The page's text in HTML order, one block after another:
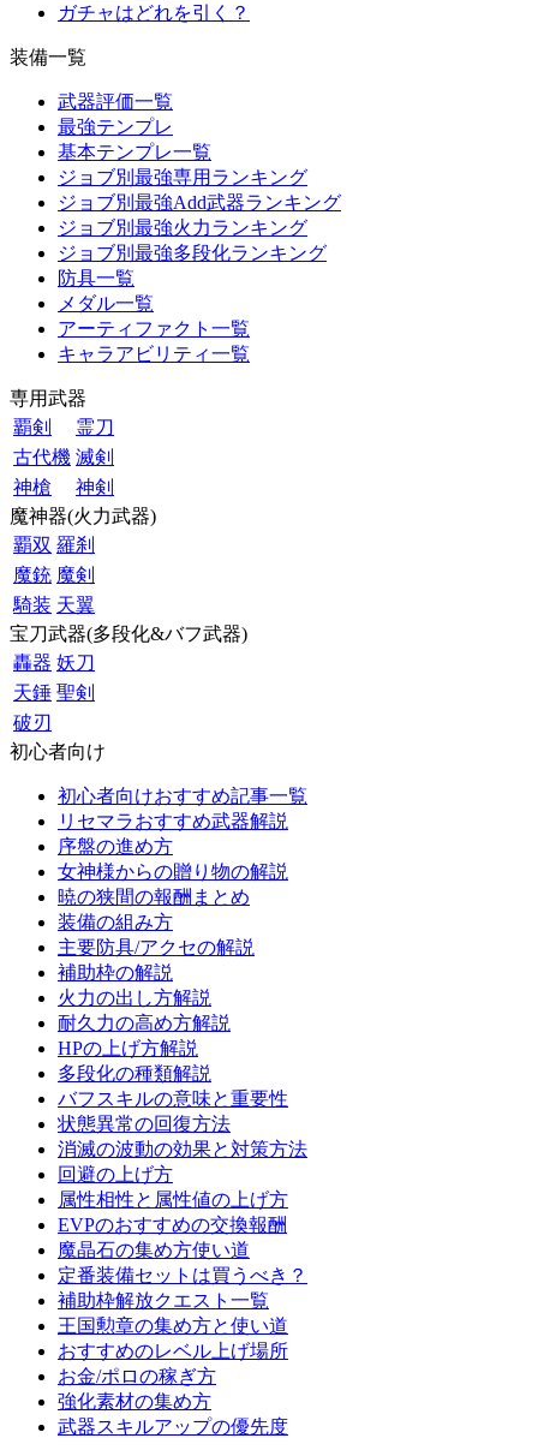
ガチャはどれを引く？
装備一覧
武器評価一覧
最強テンプレ
基本テンプレ一覧
ジョブ別最強専用ランキング
ジョブ別最強Add武器ランキング
ジョブ別最強火力ランキング
ジョブ別最強多段化ランキング
防具一覧
メダル一覧
アーティファクト一覧
キャラアビリティ一覧
専用武器
覇剣
霊刀
古代機 滅剣
神槍
神剣
魔神器(火力武器)
覇双 羅刹
魔銃 魔剣
騎装 天翼
宝刀武器(多段化&バフ武器)
轟器 妖刀
天錘 聖剣
破刃
初心者向け
初心者向けおすすめ記事一覧
リセマラおすすめ武器解説
序盤の進め方
女神様からの贈り物の解説
暁の狭間の報酬まとめ
装備の組み方
主要防具/アクセの解説
補助枠の解説
火力の出し方解説
耐久力の高め方解説
HPの上げ方解説
多段化の種類解説
バフスキルの意味と重要性
状態異常の回復方法
消滅の波動の効果と対策方法
回避の上げ方
属性相性と属性値の上げ方
EVPのおすすめの交換報酬
魔晶石の集め方使い道
定番装備セットは買うべき？
補助枠解放クエスト一覧
王国勲章の集め方と使い道
おすすめのレベル上げ場所
お金/ポロの稼ぎ方
強化素材の集め方
武器スキルアップの優先度